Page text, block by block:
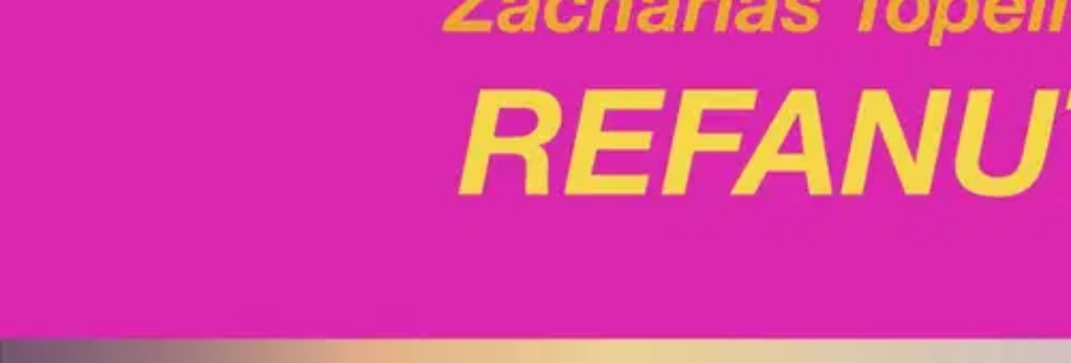
Ilmainen toimitus yli 100 €:n tilauksille Postin pakettiautomaattiin tai